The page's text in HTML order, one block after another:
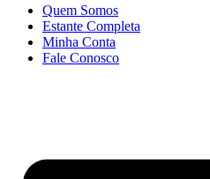
Quem Somos
Estante Completa
Minha Conta
Fale Conosco